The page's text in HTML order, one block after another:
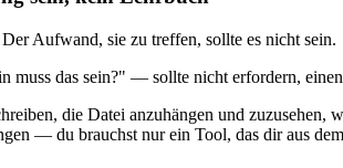
Aufwand, sie zu treffen, sollte es nicht sein.
das sein?" — sollte nicht erfordern,
die Datei anzuhängen und
— du brauchst nur ein Tool, das dir aus